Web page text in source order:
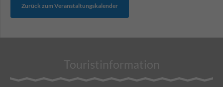
Zurück zum Veranstaltungskalender
Touristinformation